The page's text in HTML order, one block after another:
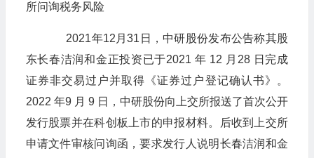
所问询税务风险
2021年12月31日，中研股份发布公告称其股
东长春洁润和金正投资已于2021 年 12 月28 日完成
证券非交易过户并取得《证券过户登记确认书》。
2022 年9 月 9 日，中研股份向上交所报送了首次公开
发行股票并在科创板上市的申报材料。后收到上交所
申请文件审核问询函，要求发行人说明长春洁润和金